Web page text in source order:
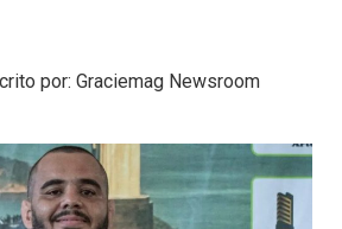
por: Graciemag Newsroom